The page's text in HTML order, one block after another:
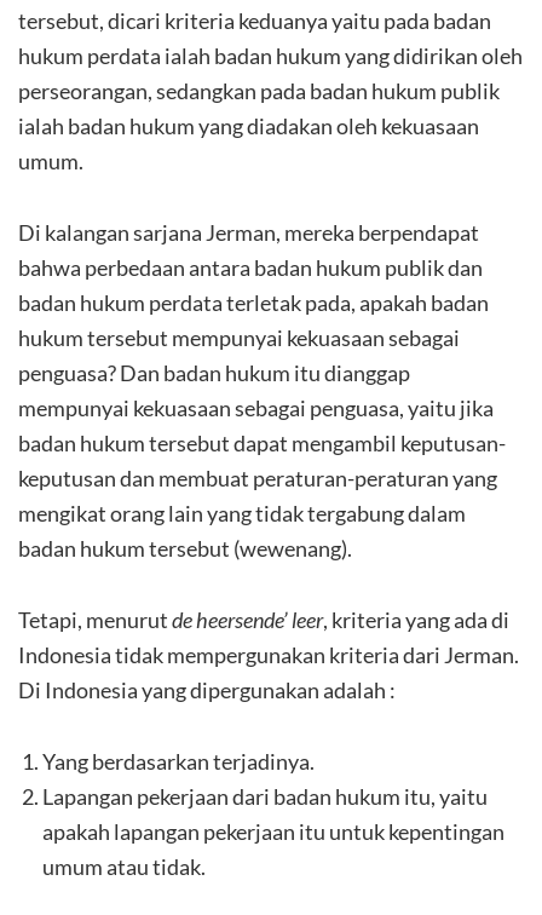
tersebut, dicari kriteria keduanya yaitu pada badan
hukum perdata ialah badan hukum yang didirikan oleh
perseorangan, sedangkan pada badan hukum publik
ialah badan hukum yang diadakan oleh kekuasaan
umum.
Di kalangan sarjana Jerman, mereka berpendapat
bahwa perbedaan antara badan hukum publik dan
badan hukum perdata terletak pada, apakah badan
hukum tersebut mempunyai kekuasaan sebagai
penguasa? Dan badan hukum itu dianggap
mempunyai kekuasaan sebagai penguasa, yaitu jika
badan hukum tersebut dapat mengambil keputusan-
keputusan dan membuat peraturan-peraturan yang
mengikat orang lain yang tidak tergabung dalam
badan hukum tersebut (wewenang).
Tetapi, menurutde heersende’ leer, kriteria yang ada di
Indonesia tidak mempergunakan kriteria dari Jerman.
Di Indonesia yang dipergunakan adalah :
Yang berdasarkan terjadinya.
Lapangan pekerjaan dari badan hukum itu, yaitu
apakah lapangan pekerjaan itu untuk kepentingan
umum atau tidak.